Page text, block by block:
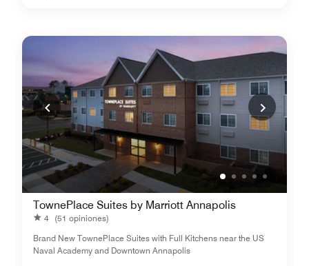
TownePlace Suites by Marriott Annapolis
4 (51 opiniones)
Brand New TownePlace Suites with Full Kitchens near the US
Naval Academy and Downtown Annapolis